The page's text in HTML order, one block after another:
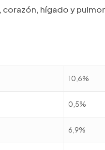
corazón, hígado y
10,6%
0,5%
6,9%